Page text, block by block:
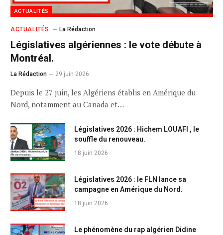
ACTUALITÉS
ACTUALITÉS La Rédaction
Législatives algériennes : le vote débute à
Montréal.
La Rédaction 29 juin 2026
Depuis le 27 juin, les Algériens établis en Amérique du
Nord, notamment au Canada et…
Législatives 2026 : Hichem LOUAFI , le
souffle du renouveau.
18 juin 2026
Législatives 2026 : le FLN lance sa
campagne en Amérique du Nord.
18 juin 2026
Le phénomène du rap algérien Didine